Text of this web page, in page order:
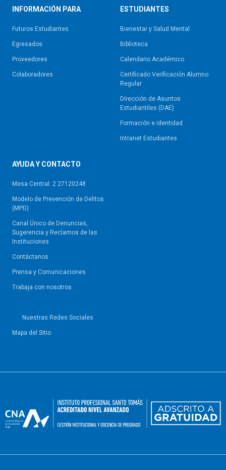
INFORMACIÓN PARA
Futuros Estudiantes
Egresados
Proveedores
Colaboradores
ESTUDIANTES
Bienestar y Salud Mental
Biblioteca
Calendario Académico
Certificado Verificación Alumno
Regular
Dirección de Asuntos
Estudiantiles (DAE)
Formación e identidad
Intranet Estudiantes
AYUDA Y CONTACTO
Mesa Central: 2 27120248
Modelo de Prevención de Delitos
(MPD)
Canal Único de Denuncias,
Sugerencia y Reclamos de las
Instituciones
Contáctanos
Prensa y Comunicaciones
Trabaja con nosotros
Nuestras Redes Sociales
Mapa del Sitio